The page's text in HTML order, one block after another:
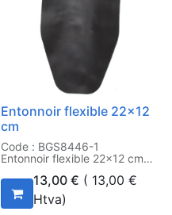
Entonnoir flexible 22x12
cm
Code : BGS8446-1
Entonnoir flexible 22x12 cm
13,00€ ( 13,00 €
Htva)